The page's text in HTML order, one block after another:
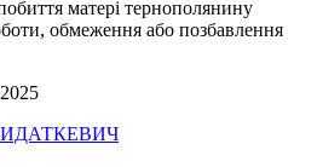
матері тернополянину
обмеження або позбавлення